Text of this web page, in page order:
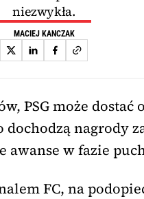
niezwykła.
MACIEJ KANCZAK
PSG może dostać
nagrody
awanse w fazie
FC, na